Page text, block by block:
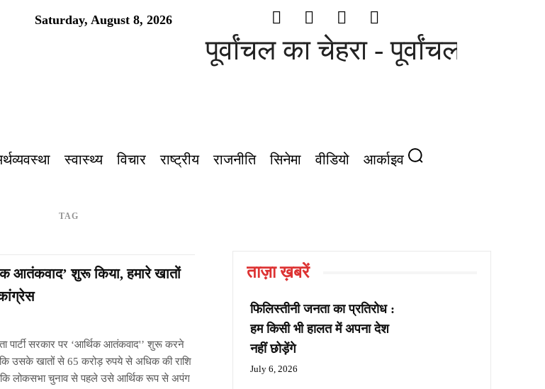
Saturday, August 8, 2026
पूर्वांचल का चेहरा - पूर्वांचल की आवाज़
स्वास्थ्य विचार राष्ट्रीय राजनीति सिनेमा वीडियो आर्काइव
TAG
आतंकवाद’ शुरू किया, हमारे खातों
पार्टी सरकार पर ‘आर्थिक आतंकवाद'’ शुरू करने
कि उसके खातों से 65 करोड़ रुपये से अधिक की राशि
लोकसभा चुनाव से पहले उसे आर्थिक रूप से अपंग
ताज़ा ख़बरें
फिलिस्तीनी जनता का प्रतिरोध :
हम किसी भी हालत में अपना देश
नहीं छोड़ेंगे
July 6, 2026